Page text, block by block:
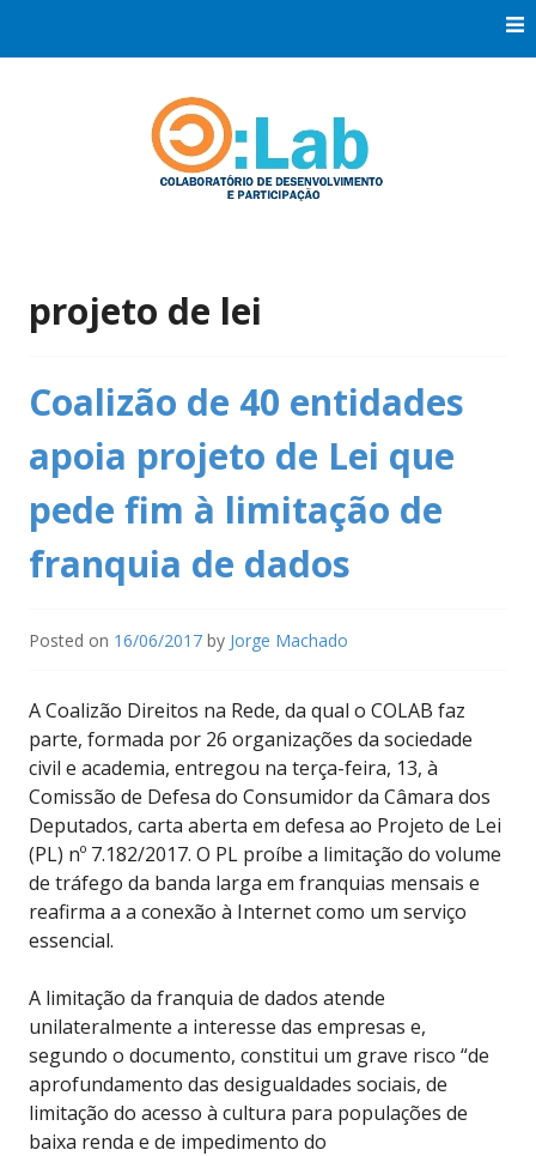
projeto de lei
Coalizão de 40 entidades
apoia projeto de Lei que
pede fim à limitação de
franquia de dados
Posted on 16/06/2017 by Jorge Machado
A Coalizão Direitos na Rede, da qual o COLAB faz
parte, formada por 26 organizações da sociedade
civil e academia, entregou na terça-feira, 13, à
Comissão de Defesa do Consumidor da Câmara dos
Deputados, carta aberta em defesa ao Projeto de Lei
(PL) nº 7.182/2017. O PL proíbe a limitação do volume
de tráfego da banda larga em franquias mensais e
reafirma a a conexão à Internet como um serviço
essencial.
A limitação da franquia de dados atende
unilateralmente a interesse das empresas e,
segundo o documento, constitui um grave risco “de
aprofundamento das desigualdades sociais, de
limitação do acesso à cultura para populações de
baixa renda e de impedimento do